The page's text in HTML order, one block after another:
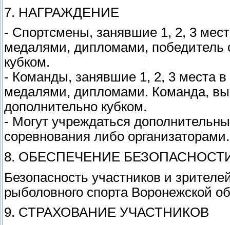
7. НАГРАЖДЕНИЕ
- Спортсмены, занявшие 1, 2, 3
медалями, дипломами, победитель
кубком.
- Команды, занявшие 1, 2, 3 места в
медалями, дипломами. Команда,
дополнительно кубком.
- Могут учреждаться
соревнования либо организаторами.
8. ОБЕСПЕЧЕНИЕ
Безопасность участников и
рыболовного спорта Воронежской
9. СТРАХОВАНИЕ УЧАСТНИКОВ